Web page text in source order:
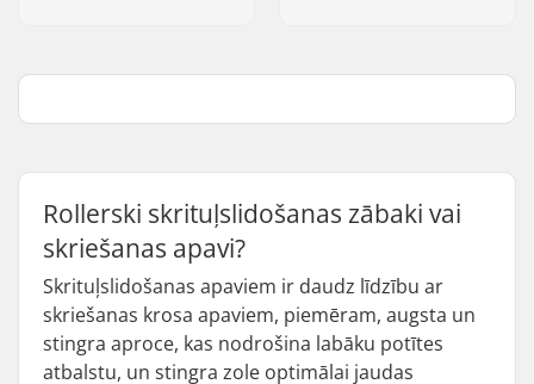
Rollerski skrituļslidošanas zābaki vai
skriešanas apavi?
Skrituļslidošanas apaviem ir daudz līdzību ar
skriešanas krosa apaviem, piemēram, augsta un
stingra aproce, kas nodrošina labāku potītes
atbalstu, un stingra zole optimālai jaudas